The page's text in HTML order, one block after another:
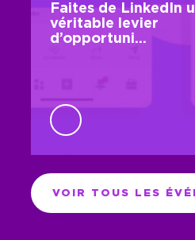
Faites de LinkedIn
véritable levier
d’opportuni…
VOIR TOUS LES